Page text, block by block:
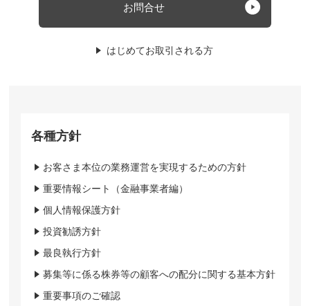
お問合せ
はじめてお取引される方
各種方針
お客さま本位の業務運営を実現するための方針
重要情報シート（金融事業者編）
個人情報保護方針
投資勧誘方針
最良執行方針
募集等に係る株券等の顧客への配分に関する基本方針
重要事項のご確認